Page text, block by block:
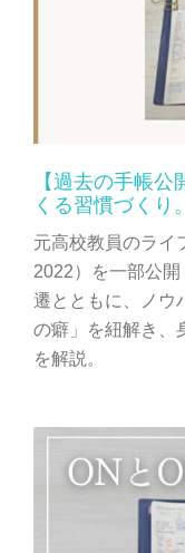
【過去の手帳
くる習慣づくり。
元高校教員のライ
2022）を一部公
遷とともに、ノウ
の癖」を紐解き、
を解説。